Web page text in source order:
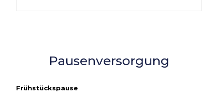
Pausenversorgung
Frühstückspause